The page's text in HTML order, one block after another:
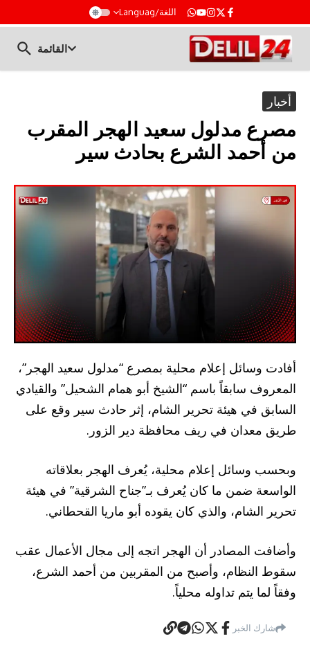
اللغة/Languag
القائمة
أخبار
مصرع مدلول سعيد الهجر المقرب
من أحمد الشرع بحادث سير
أفادت وسائل إعلام محلية بمصرع “مدلول سعيد الهجر”،
المعروف سابقاً باسم “الشيخ أبو همام الشحيل” والقيادي
السابق في هيئة تحرير الشام، إثر حادث سير وقع على
طريق معدان في ريف محافظة دير الزور.
وبحسب وسائل إعلام محلية، يُعرف الهجر بعلاقاته
الواسعة ضمن ما كان يُعرف بـ”جناح الشرقية” في هيئة
تحرير الشام، والذي كان يقوده أبو ماريا القحطاني.
وأضافت المصادر أن الهجر اتجه إلى مجال الأعمال عقب
سقوط النظام، وأصبح من المقربين من أحمد الشرع،
وفقاً لما يتم تداوله محلياً.
شارك الخبر